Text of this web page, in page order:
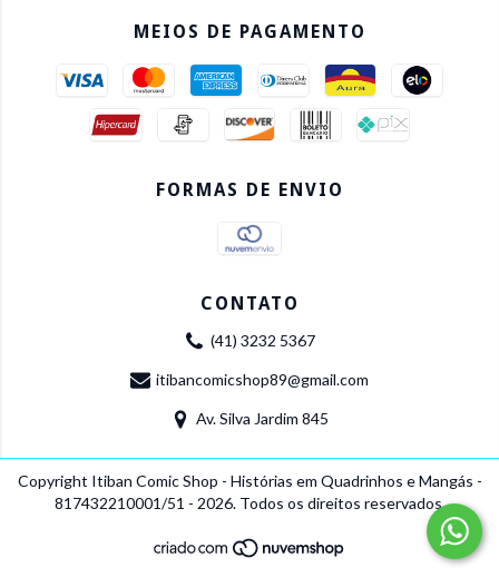
MEIOS DE PAGAMENTO
FORMAS DE ENVIO
CONTATO
(41) 3232 5367
itibancomicshop89@gmail.com
Av. Silva Jardim 845
Copyright Itiban Comic Shop - Histórias em Quadrinhos e Mangás -
817432210001/51 - 2026. Todos os direitos reservados.